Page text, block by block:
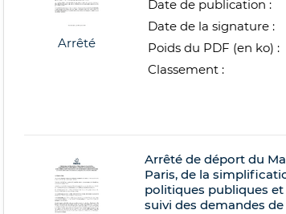
Arrêté
Date de publication :
Date de la signature :
Poids du PDF (en ko) :
Classement :
Arrêté de déport du
Paris, de la
politiques publiques et
suivi des demandes